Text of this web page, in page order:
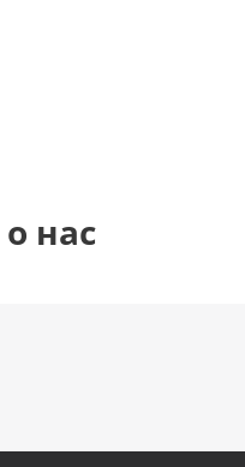
нас